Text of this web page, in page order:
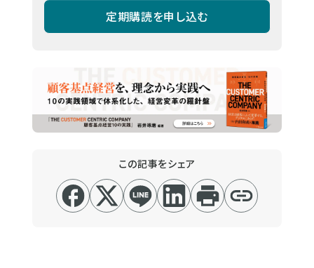
定期購読を申し込む
この記事をシェア